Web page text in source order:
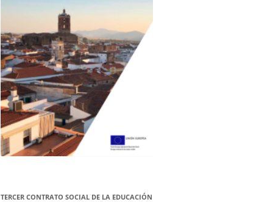
TERCER CONTRATO SOCIAL DE LA EDUCACIÓN